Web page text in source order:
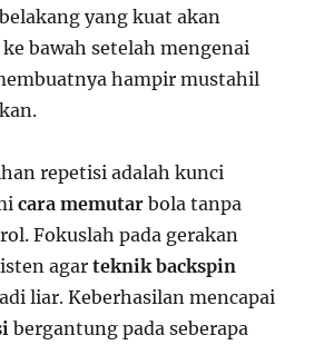
yang kuat akan
bawah setelah mengenai
hampir mustahil
repetisi adalah kunci
cara memutar bola tanpa
Fokuslah pada gerakan
agarteknik backspin
liar. Keberhasilan mencapai
bergantung pada seberapa